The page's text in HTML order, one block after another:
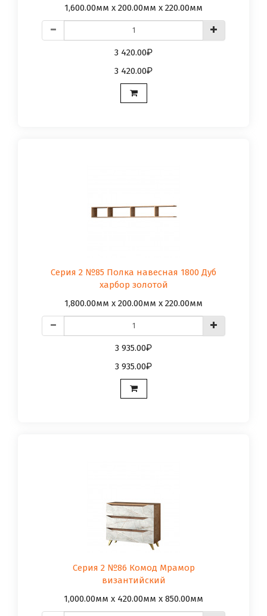
1,600.00мм x 200.00мм x 220.00мм
3 420.00
3 420.00
Серия 2 №85 Полка навесная 1800 Дуб
харбор золотой
1,800.00мм x 200.00мм x 220.00мм
3 935.00
3 935.00
Серия 2 №86 Комод Мрамор
византийский
1,000.00мм x 420.00мм x 850.00мм